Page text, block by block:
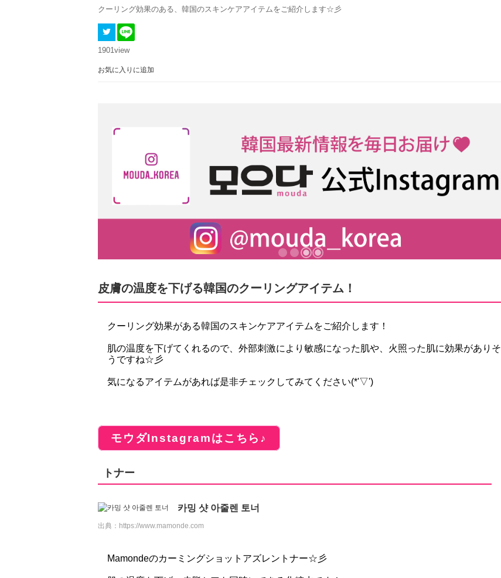
クーリング効果のある、韓国のスキンケアアイテムをご紹介します☆彡
1901view
お気に入りに追加
皮膚の温度を下げる韓国のクーリングアイテム！
クーリング効果がある韓国のスキンケアアイテムをご紹介します！
肌の温度を下げてくれるので、外部刺激により敏感になった肌や、火照った肌に効果がありそ
うですね☆彡
気になるアイテムがあれば是非チェックしてみてください(*'▽')
モウダInstagramはこちら♪
トナー
카밍 샷 아줄렌 토너
出典： https://www.mamonde.com
Mamondeのカーミングショットアズレントナー☆彡